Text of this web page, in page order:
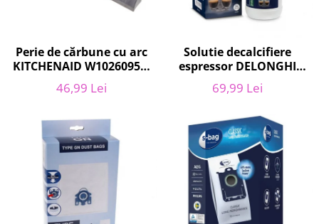
Ambalaje cadouri
Cadouri
Curatenie si intretinere
Perie de cărbune cu arc
KITCHENAID W10260958,
5KSM15
46,99 Lei
Solutie decalcifiere
espressor DELONGHI
AS00006179, DLSC500,
500 ml
69,99 Lei